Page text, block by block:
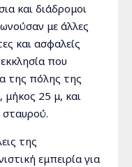
και διάδρομοι
με άλλες
και ασφαλείς
που
της πόλης της
25 μ, και
σταυρού.
της
εμπειρία για